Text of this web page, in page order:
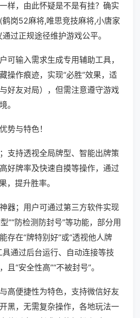
样，由此怀疑是不是有挂？确实
岗52麻将,唯思竞技麻将,小唐家
过正规途径维护游戏公平。
可输入需求生成专用辅助工具，
操作痕迹，实现“必胜”效果，适
好友对局），但需注意遵守游戏
。
势与特色！
支持透视全局牌型、智能出牌策
好牌率及快速自摸等操作，通过
，提升胜率。
器；用户可通过第三方软件实现
”“防检测防封号”等功能，部分用
存在“牌特别好”或“透视他人牌
具通过后台运行、自动连接等技
“安全性高”“不被封号”。
高便捷性为特色，支持微信好友
黑，无需复杂操作，各地玩法一